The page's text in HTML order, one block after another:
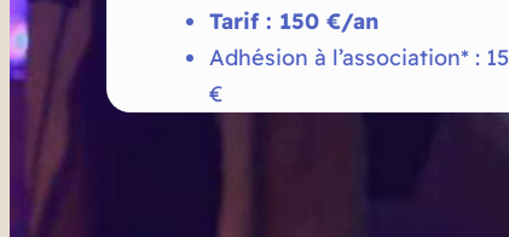
Tarif : 150 €/an
Adhésion à l’association* : 15
€